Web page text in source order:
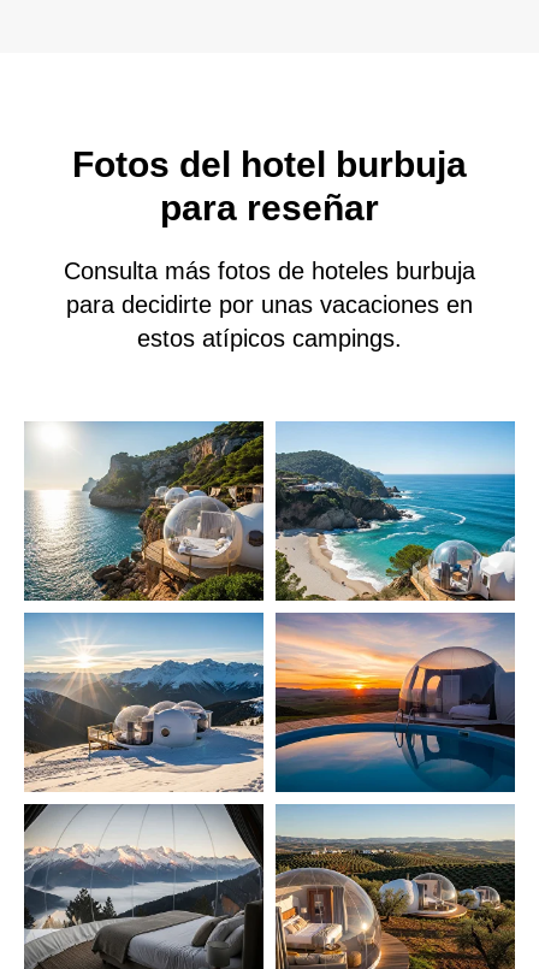
Fotos del hotel burbuja
para reseñar
Consulta más fotos de hoteles burbuja
para decidirte por unas vacaciones en
estos atípicos campings.